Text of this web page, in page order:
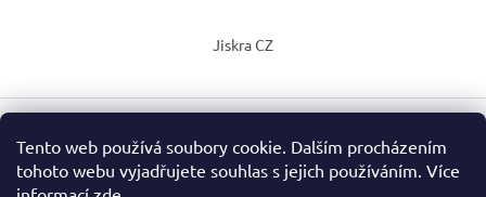
Tento web používá soubory cookie. Dalším procházením
tohoto webu vyjadřujete souhlas s jejich používáním. Více
Jiskra CZ
Vytvořil Shoptet